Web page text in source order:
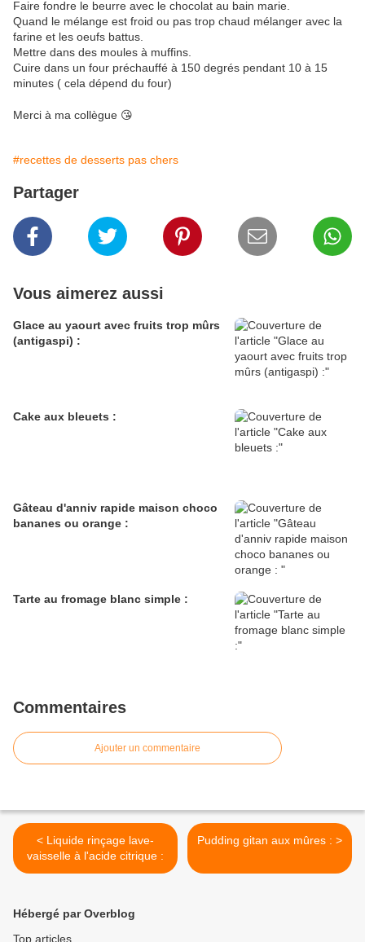
Faire fondre le beurre avec le chocolat au bain marie.
Quand le mélange est froid ou pas trop chaud mélanger avec la
farine et les oeufs battus.
Mettre dans des moules à muffins.
Cuire dans un four préchauffé à 150 degrés pendant 10 à 15
minutes ( cela dépend du four)
Merci à ma collègue 😘
#recettes de desserts pas chers
Partager
Vous aimerez aussi
Glace au yaourt avec fruits trop mûrs
(antigaspi) :
Cake aux bleuets :
Gâteau d'anniv rapide maison choco
bananes ou orange :
Tarte au fromage blanc simple :
Commentaires
Ajouter un commentaire
< Liquide rinçage lave-
vaisselle à l'acide citrique :
Pudding gitan aux mûres : >
Hébergé par Overblog
Top articles